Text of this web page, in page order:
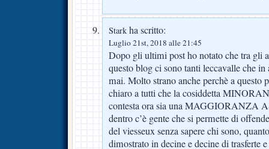
Stark ha scritto:
Luglio 21st, 2018 alle 21:45
Dopo gli ultimi post ho notato che tra gli
questo blog ci sono tanti leccavalle che
mai. Molto strano anche perchè a questo
chiaro a tutti che la cosiddetta
contesta ora sia una MAGGIORANZA
dentro c’è gente che si permette di
del viesseux senza sapere chi sono,
dimostrato in decine e decine di trasferte